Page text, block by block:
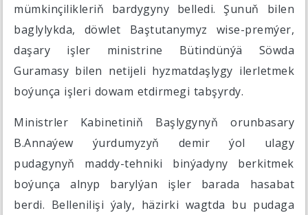
mümkinçilikleriň bardygyny belledi. Şunuň bilen
baglylykda, döwlet Baştutanymyz wise-premýer,
daşary işler ministrine Bütindünýä Söwda
Guramasy bilen netijeli hyzmatdaşlygy ilerletmek
boýunça işleri dowam etdirmegi tabşyrdy.
Ministrler Kabinetiniň Başlygynyň orunbasary
B.Annaýew ýurdumyzyň demir ýol ulagy
pudagynyň maddy-tehniki binýadyny berkitmek
boýunça alnyp barylýan işler barada hasabat
berdi. Bellenilişi ýaly, häzirki wagtda bu pudaga